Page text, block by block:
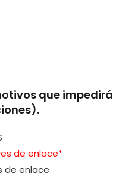
que
de enlace*
de enlace